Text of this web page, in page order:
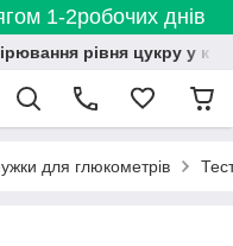
1-2робочих днів
рівня цукру у
для глюкометрів